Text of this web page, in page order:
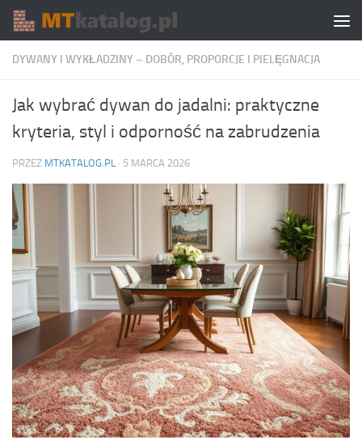
Skip to content
DYWANY I WYKŁADZINY – DOBÓR, PROPORCJE I PIELĘGNACJA
Jak wybrać dywan do jadalni: praktyczne
kryteria, styl i odporność na zabrudzenia
PRZEZ MTKATALOG.PL · 5 MARCA 2026